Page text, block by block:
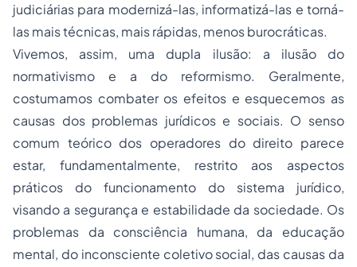
judiciárias para modernizá-las, informatizá-las e torná-
las mais técnicas, mais rápidas, menos burocráticas.
Vivemos, assim, uma dupla ilusão: a ilusão do
normativismo e a do reformismo. Geralmente,
costumamos combater os efeitos e esquecemos as
causas dos problemas jurídicos e sociais. O senso
comum teórico dos operadores do direito parece
estar, fundamentalmente, restrito aos aspectos
práticos do funcionamento do sistema jurídico,
visando a segurança e estabilidade da sociedade. Os
problemas da consciência humana, da educação
mental, do inconsciente coletivo social, das causas da